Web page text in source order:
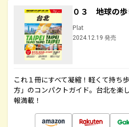
０３ 地球の
Plat
2024.12.19 発売
これ１冊にすべて凝縮！軽くて持ち
方」のコンパクトガイド。台北を楽
報満載！